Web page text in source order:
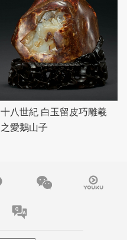
十八世紀 白玉留皮巧雕羲
之愛鵝山子